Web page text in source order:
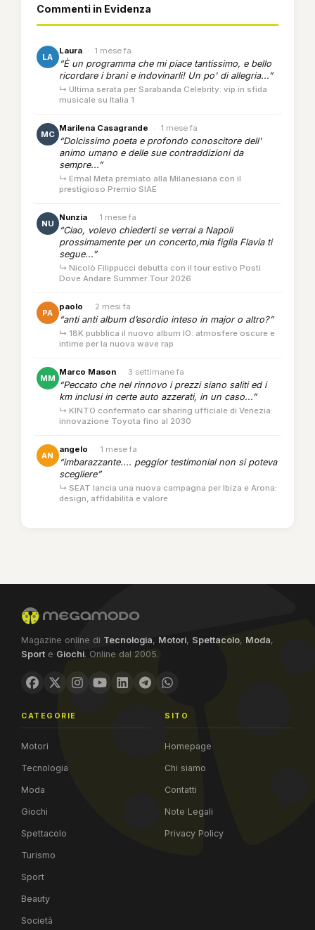
Commenti in Evidenza
LA
Laura · 1 mese fa
“È un programma che mi piace tantissimo, e bello
ricordare i brani e indovinarli! Un po' di allegria...”
↳ Ultima serata per Sarabanda Celebrity: vip in sfida
musicale su Italia 1
MC
Marilena Casagrande · 1 mese fa
“Dolcissimo poeta e profondo conoscitore dell'
animo umano e delle sue contraddizioni da
sempre...”
↳ Ermal Meta premiato alla Milanesiana con il
prestigioso Premio SIAE
NU
Nunzia · 1 mese fa
“Ciao, volevo chiederti se verrai a Napoli
prossimamente per un concerto,mia figlia Flavia ti
segue...”
↳ Nicolò Filippucci debutta con il tour estivo Posti
Dove Andare Summer Tour 2026
PA
paolo · 2 mesi fa
“anti anti album d’esordio inteso in major o altro?”
↳ 18K pubblica il nuovo album IO: atmosfere oscure e
intime per la nuova wave rap
MM
Marco Mason · 3 settimane fa
“Peccato che nel rinnovo i prezzi siano saliti ed i
km inclusi in certe auto azzerati, in un caso...”
↳ KINTO confermato car sharing ufficiale di Venezia:
innovazione Toyota fino al 2030
AN
angelo · 1 mese fa
“imbarazzante.... peggior testimonial non si poteva
scegliere”
↳ SEAT lancia una nuova campagna per Ibiza e Arona:
design, affidabilità e valore
Magazine online di Tecnologia, Motori, Spettacolo, Moda,
Sport e Giochi. Online dal 2005.
CATEGORIE
Motori
Tecnologia
Moda
Giochi
Spettacolo
Turismo
Sport
Beauty
Società
SITO
Homepage
Chi siamo
Contatti
Note Legali
Privacy Policy